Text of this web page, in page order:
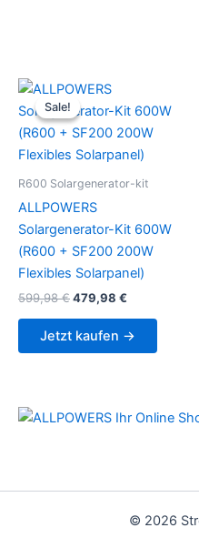
Sale!
Sale!
R600 Solargenerator-kit
ALLPOWERS
Solargenerator-Kit 600W
(R600 + SF200 200W
Flexibles Solarpanel)
599,98€Original
was:
599,98 €.
479,98 €
is:
479,98 €.
Jetzt kaufen →
© 2026